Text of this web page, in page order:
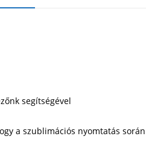
segítségével
a szublimációs nyomtatás